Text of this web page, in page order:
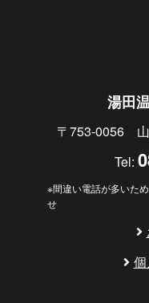
湯田
〒753-0056 山
Tel:
※間違い電話が多いた
せ